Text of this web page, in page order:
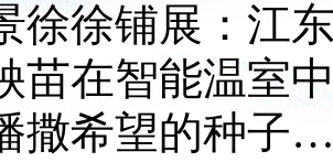
徐徐铺展：江
苗在智能温室
撒希望的种子